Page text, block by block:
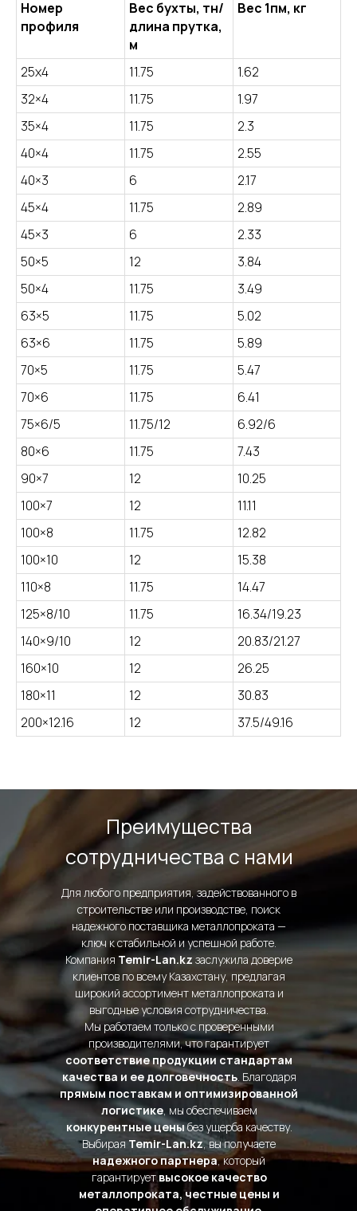
Номер
профиля
Вес бухты, тн/
длина прутка,
м
Вес 1пм, кг
25х4 11.75
1.62
32×4
11.75
1.97
35×4
11.75
2.3
40×4
11.75
2.55
40×3
6
2.17
45×4
11.75
2.89
45×3
6
2.33
50×5
12
3.84
50×4
11.75
3.49
63×5
11.75
5.02
63×6
11.75
5.89
70×5
11.75
5.47
70×6
11.75
6.41
75×6/5
11.75/12
6.92/6
80×6
11.75
7.43
90×7
12
10.25
100×7
12
11.11
100×8
11.75
12.82
100×10
12
15.38
110×8
11.75
14.47
125×8/10
11.75
16.34/19.23
140×9/10
12
20.83/21.27
160×10
12
26.25
180×11
12
30.83
200×12.16
12 37.5/49.16
Преимущества
сотрудничества с нами
Для любого предприятия, задействованного в
строительстве или производстве, поиск
надежного поставщика металлопроката —
ключ к стабильной и успешной работе.
Компания Temir-Lan.kz заслужила доверие
клиентов по всему Казахстану, предлагая
широкий ассортимент металлопроката и
выгодные условия сотрудничества.
Мы работаем только с проверенными
производителями, что гарантирует
соответствие продукции стандартам
качества и ее долговечность. Благодаря
прямым поставкам и оптимизированной
логистике, мы обеспечиваем
конкурентные ценыбез ущерба качеству.
Выбирая Temir-Lan.kz, вы получаете
надежного партнера, который
гарантируетвысокое качество
металлопроката, честные цены и